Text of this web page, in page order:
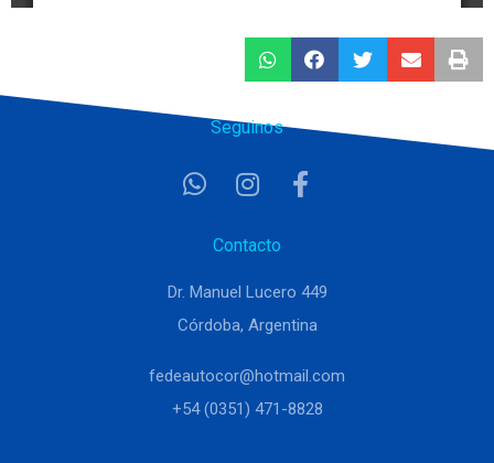
Seguinos
Contacto
Dr. Manuel Lucero 449
Córdoba, Argentina
fedeautocor@hotmail.com
+54 (0351) 471-8828